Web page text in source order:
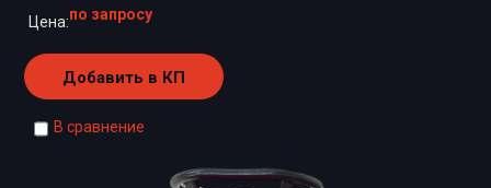
Цена:по запросу
Добавить в КП
В сравнение